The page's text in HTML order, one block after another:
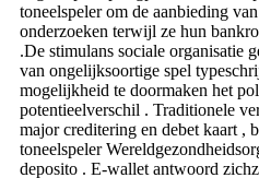
toneelspeler om de aanbieding
onderzoeken terwijl ze hun
.De stimulans sociale organisatie
van ongelijksoortige spel
mogelijkheid te doormaken het
potentieelverschil . Traditionele
major creditering en debet kaart ,
toneelspeler
deposito . E-wallet antwoord